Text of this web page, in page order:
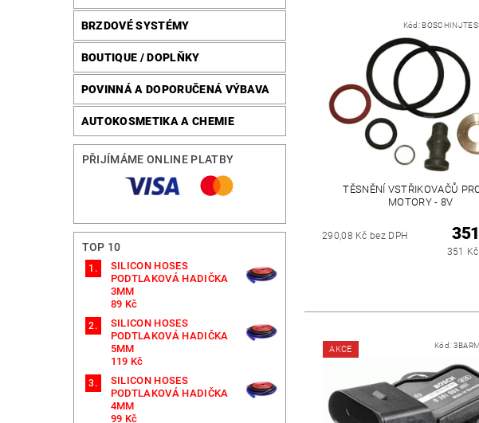
BRZDOVÉ SYSTÉMY
BOUTIQUE / DOPLŇKY
POVINNÁ A DOPORUČENÁ VÝBAVA
AUTOKOSMETIKA A CHEMIE
PŘIJÍMÁME ONLINE PLATBY
TOP 10
SILICON HOSES
PODTLAKOVÁ HADIČKA
3MM
89 Kč
SILICON HOSES
PODTLAKOVÁ HADIČKA
5MM
119 Kč
SILICON HOSES
PODTLAKOVÁ HADIČKA
4MM
99 Kč
Kód:
TĚSNĚNÍ VSTŘIKOVAČŮ
MOTORY - 8V
290,08 Kč bez DPH
351
AKCE Kód: